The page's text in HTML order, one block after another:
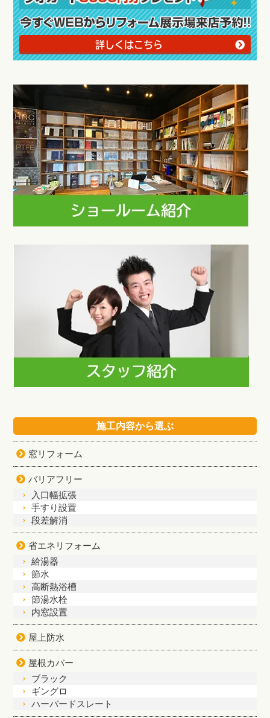
詳しくはこちら
施工内容から選ぶ
窓リフォーム
バリアフリー
入口幅拡張
手すり設置
段差解消
省エネリフォーム
給湯器
節水
高断熱浴槽
節湯水栓
内窓設置
屋上防水
屋根カバー
ブラック
ギングロ
ハーバードスレート